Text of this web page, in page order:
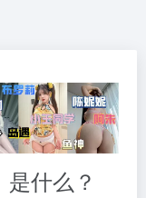
是什么？